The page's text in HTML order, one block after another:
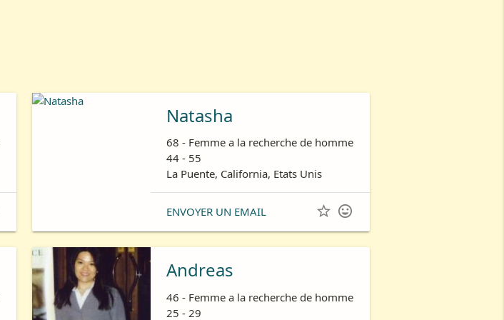
Natasha
68 - Femme a la recherche de homme
44 - 55
La Puente, California, Etats Unis
ENVOYER UN EMAIL  
Andreas
46 - Femme a la recherche de homme
25 - 29